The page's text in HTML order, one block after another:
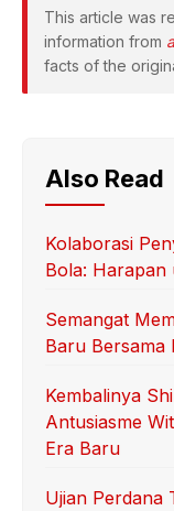
This article was
information from
facts of the
Also Read
Kolaborasi
Bola: Harapan
Semangat
Baru Bersama
Kembalinya
Antusiasme
Era Baru
Ujian Perdana